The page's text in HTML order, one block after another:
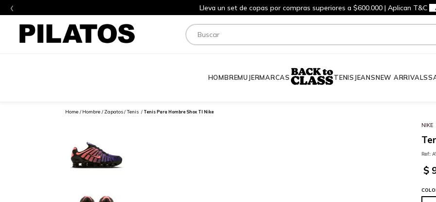
‹ Lleva un set de copas por compras superiores a $600.000 | Aplican T&C
Buscar
HOMBREMUJERMARCAS TENIS JEANSNEW ARRIVALS
Hombre Zapatos Tenis Tenis Para Hombre Shox Tl Nike
NIKE
Ref:
$